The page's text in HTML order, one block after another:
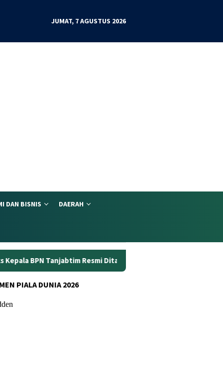
JUMAT, 7 AGUSTUS 2026
DAN BISNIS DAERAH
Resmi Ditahan Dunia Kerja Berubah, Kemnaker
PIALA DUNIA 2026